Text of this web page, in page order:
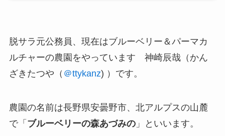
脱サラ元公務員、現在はブルーベリー＆パーマカ
ルチャーの農園 をやっています 神崎辰哉（かん
ざきたつや（ ＠ttykanz) ）です。
農園の名前は長野県安曇野市、北アルプスの山麓
で「 ブルーベリーの森あづみの」といいます。